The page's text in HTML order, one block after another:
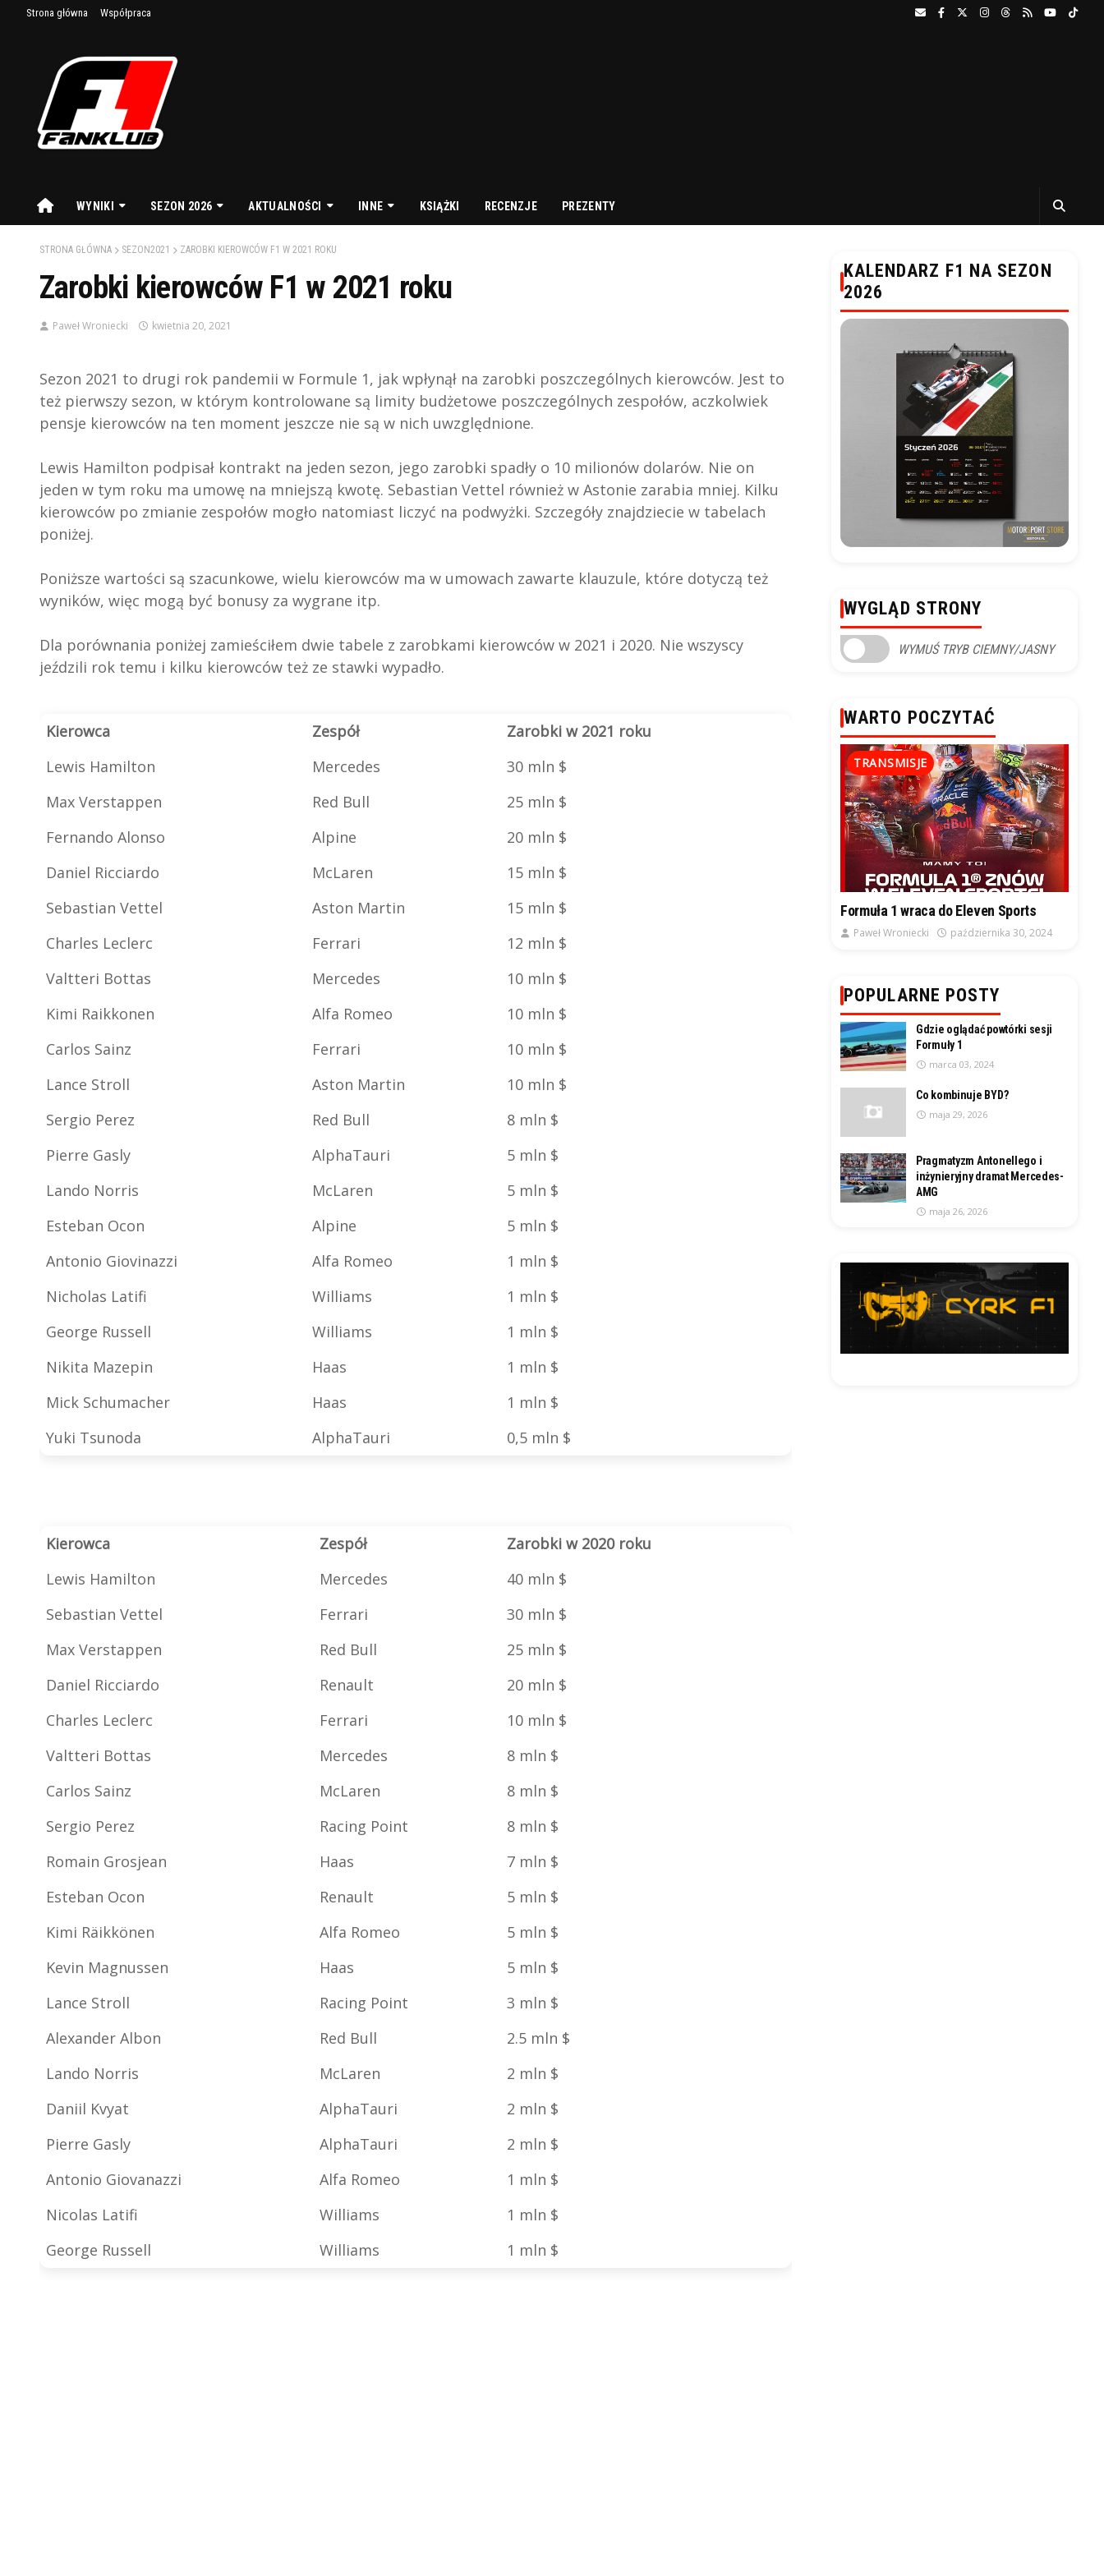
Strona główna Współpraca
WYNIKI SEZON 2026 AKTUALNOŚCI INNE KSIĄŻKI RECENZJE PREZENTY
STRONA GŁÓWNA SEZON2021 ZAROBKI KIEROWCÓW F1 W 2021 ROKU
Zarobki kierowców F1 w 2021 roku
Paweł Wroniecki kwietnia 20, 2021
Sezon 2021 to drugi rok pandemii w Formule 1, jak wpłynął na zarobki poszczególnych kierowców. Jest to
też pierwszy sezon, w którym kontrolowane są limity budżetowe poszczególnych zespołów, aczkolwiek
pensje kierowców na ten moment jeszcze nie są w nich uwzględnione.
Lewis Hamilton podpisał kontrakt na jeden sezon, jego zarobki spadły o 10 milionów dolarów. Nie on
jeden w tym roku ma umowę na mniejszą kwotę. Sebastian Vettel również w Astonie zarabia mniej. Kilku
kierowców po zmianie zespołów mogło natomiast liczyć na podwyżki. Szczegóły znajdziecie w tabelach
poniżej.
Poniższe wartości są szacunkowe, wielu kierowców ma w umowach zawarte klauzule, które dotyczą też
wyników, więc mogą być bonusy za wygrane itp.
Dla porównania poniżej zamieściłem dwie tabele z zarobkami kierowców w 2021 i 2020. Nie wszyscy
jeździli rok temu i kilku kierowców też ze stawki wypadło.
Kierowca Zespół
Zarobki w 2021 roku
Lewis Hamilton
Mercedes
30 mln $
Max Verstappen
Red Bull
25 mln $
Fernando Alonso
Alpine
20 mln $
Daniel Ricciardo
McLaren
15 mln $
Sebastian Vettel
Aston Martin
15 mln $
Charles Leclerc
Ferrari
12 mln $
Valtteri Bottas
Mercedes
10 mln $
Kimi Raikkonen
Alfa Romeo
10 mln $
Carlos Sainz
Ferrari
10 mln $
Lance Stroll
Aston Martin
10 mln $
Sergio Perez
Red Bull
8 mln $
Pierre Gasly
AlphaTauri
5 mln $
Lando Norris
McLaren
5 mln $
Esteban Ocon
Alpine
5 mln $
Antonio Giovinazzi
Alfa Romeo
1 mln $
Nicholas Latifi
Williams
1 mln $
George Russell
Williams
1 mln $
Nikita Mazepin
Haas
1 mln $
Mick Schumacher
Haas
1 mln $
Yuki Tsunoda
AlphaTauri 0,5 mln $
Kierowca Zespół
Zarobki w 2020 roku
Lewis Hamilton
Mercedes
40 mln $
Sebastian Vettel
Ferrari
30 mln $
Max Verstappen
Red Bull
25 mln $
Daniel Ricciardo
Renault
20 mln $
Charles Leclerc
Ferrari
10 mln $
Valtteri Bottas
Mercedes
8 mln $
Carlos Sainz
McLaren
8 mln $
Sergio Perez
Racing Point
8 mln $
Romain Grosjean
Haas
7 mln $
Esteban Ocon
Renault
5 mln $
Kimi Räikkönen
Alfa Romeo
5 mln $
Kevin Magnussen
Haas
5 mln $
Lance Stroll
Racing Point
3 mln $
Alexander Albon
Red Bull
2.5 mln $
Lando Norris
McLaren
2 mln $
Daniil Kvyat
AlphaTauri
2 mln $
Pierre Gasly
AlphaTauri
2 mln $
Antonio Giovanazzi
Alfa Romeo
1 mln $
Nicolas Latifi
Williams
1 mln $
George Russell
Williams 1 mln $
KALENDARZ F1 NA SEZON
2026
WYGLĄD STRONY
WYMUŚ TRYB CIEMNY/JASNY
WARTO POCZYTAĆ
TRANSMISJE
Formuła 1 wraca do Eleven Sports
Paweł Wroniecki października 30, 2024
POPULARNE POSTY
Gdzie oglądać powtórki sesji
Formuły 1
marca 03, 2024
Co kombinuje BYD?
maja 29, 2026
Pragmatyzm Antonellego i
inżynieryjny dramat Mercedes-
AMG
maja 26, 2026